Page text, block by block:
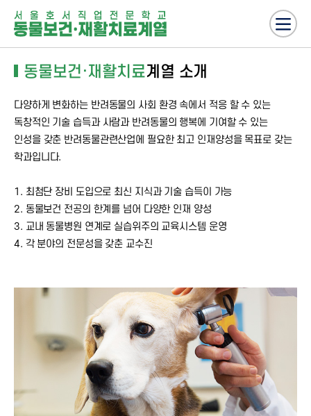
동물보건·재활치료계열 소개
다양하게 변화하는 반려동물의 사회 환경 속에서 적응 할 수 있는
독창적인 기술 습득과 사람과 반려동물의 행복에 기여할 수 있는
인성을 갖춘 반려동물관련산업에 필요한 최고 인재양성을 목표로 갖는
학과입니다.
1. 최첨단 장비 도입으로 최신 지식과 기술 습득이 가능
2. 동물보건 전공의 한계를 넘어 다양한 인재 양성
3. 교내 동물병원 연계로 실습위주의 교육시스템 운영
4. 각 분야의 전문성을 갖춘 교수진